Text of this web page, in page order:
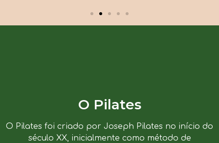
O Pilates
O Pilates foi criado por Joseph Pilates no início do
século XX, inicialmente como método de